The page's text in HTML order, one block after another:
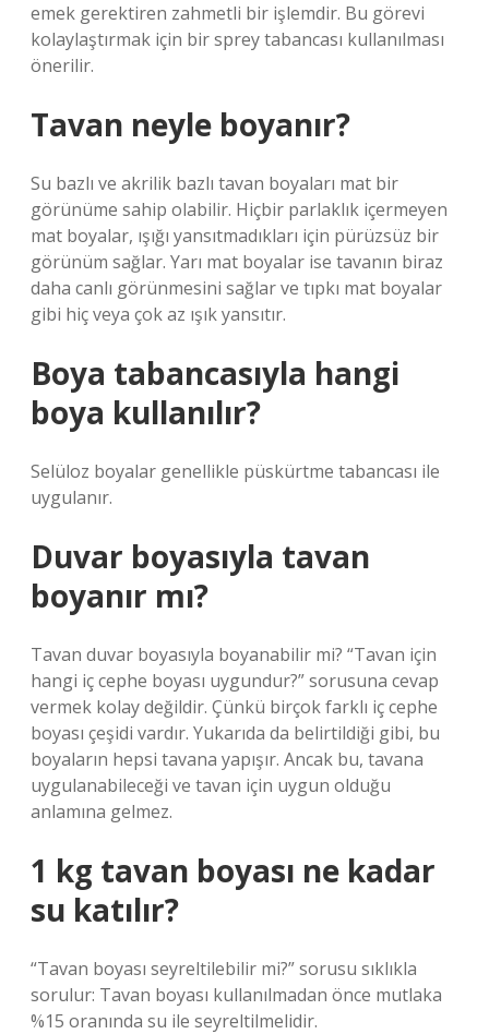
emek gerektiren zahmetli bir işlemdir. Bu görevi
kolaylaştırmak için bir sprey tabancası kullanılması
önerilir.
Tavan neyle boyanır?
Su bazlı ve akrilik bazlı tavan boyaları mat bir
görünüme sahip olabilir. Hiçbir parlaklık içermeyen
mat boyalar, ışığı yansıtmadıkları için pürüzsüz bir
görünüm sağlar. Yarı mat boyalar ise tavanın biraz
daha canlı görünmesini sağlar ve tıpkı mat boyalar
gibi hiç veya çok az ışık yansıtır.
Boya tabancasıyla hangi
boya kullanılır?
Selüloz boyalar genellikle püskürtme tabancası ile
uygulanır.
Duvar boyasıyla tavan
boyanır mı?
Tavan duvar boyasıyla boyanabilir mi? “Tavan için
hangi iç cephe boyası uygundur?” sorusuna cevap
vermek kolay değildir. Çünkü birçok farklı iç cephe
boyası çeşidi vardır. Yukarıda da belirtildiği gibi, bu
boyaların hepsi tavana yapışır. Ancak bu, tavana
uygulanabileceği ve tavan için uygun olduğu
anlamına gelmez.
1 kg tavan boyası ne kadar
su katılır?
“Tavan boyası seyreltilebilir mi?” sorusu sıklıkla
sorulur: Tavan boyası kullanılmadan önce mutlaka
%15 oranında su ile seyreltilmelidir.